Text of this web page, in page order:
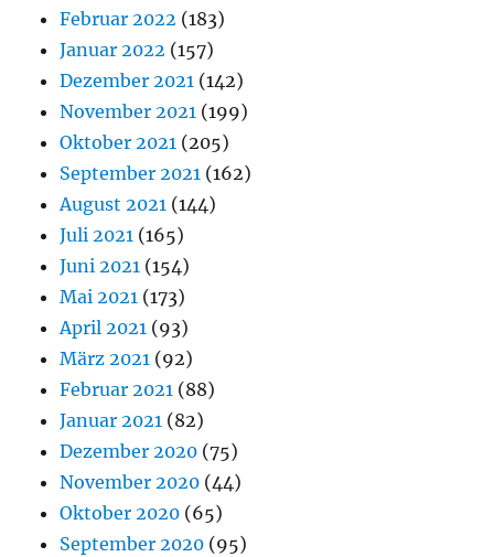
Februar 2022 (183)
Januar 2022 (157)
Dezember 2021 (142)
November 2021 (199)
Oktober 2021 (205)
September 2021 (162)
August 2021 (144)
Juli 2021 (165)
Juni 2021 (154)
Mai 2021 (173)
April 2021 (93)
März 2021 (92)
Februar 2021 (88)
Januar 2021 (82)
Dezember 2020 (75)
November 2020 (44)
Oktober 2020 (65)
September 2020 (95)